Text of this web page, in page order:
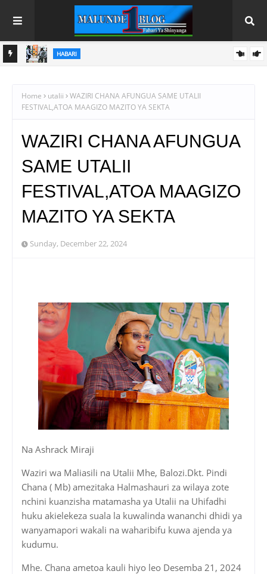
HABARI
Home utalii
WAZIRI CHANA AFUNGUA SAME UTALII
FESTIVAL,ATOA MAAGIZO MAZITO YA SEKTA
WAZIRI CHANA AFUNGUA
SAME UTALII
FESTIVAL,ATOA MAAGIZO
MAZITO YA SEKTA
Sunday, December 22, 2024
Na Ashrack Miraji
Waziri wa Maliasili na Utalii Mhe, Balozi.Dkt. Pindi
Chana ( Mb) amezitaka Halmashauri za wilaya zote
nchini kuanzisha matamasha ya Utalii na Uhifadhi
huku akielekeza suala la kuwalinda wananchi dhidi ya
wanyamapori wakali na waharibifu kuwa ajenda ya
kudumu.
Mhe. Chana ametoa kauli hiyo leo Desemba 21, 2024